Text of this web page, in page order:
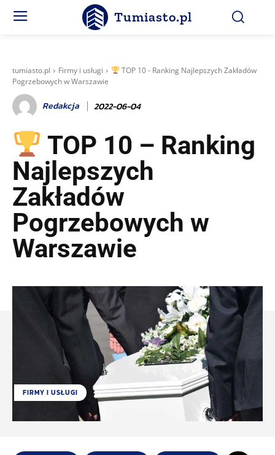
Tumiasto.pl
tumiasto.pl Firmy i usługi
TOP 10 - Ranking Najlepszych Zakładów
Pogrzebowych w Warszawie
Redakcja 2022-06-04
TOP 10 – Ranking
Najlepszych
Zakładów
Pogrzebowych w
Warszawie
FIRMY I USŁUGI